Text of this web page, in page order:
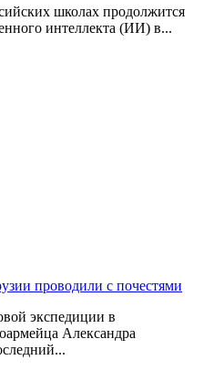
школах продолжится
интеллекта (ИИ) в...
проводили с почестями
экспедиции в
Александра